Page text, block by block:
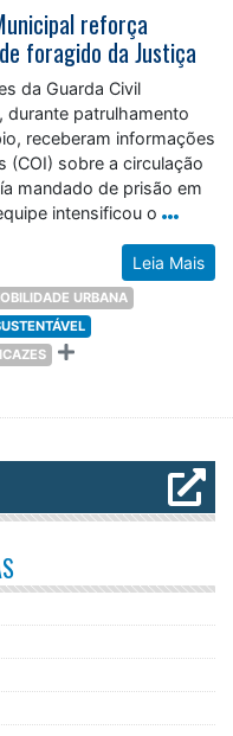
reforça
foragido da Justiça
da Guarda Civil
durante patrulhamento
receberam informações
(COI) sobre a circulação
mandado de prisão em
intensificou o
Leia Mais
URBANA